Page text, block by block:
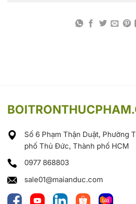
Số 6 Phạm Thận Duật, Phường
phố Thủ Đức, Thành phố HCM
0977 868803
sale01@maianduc.com